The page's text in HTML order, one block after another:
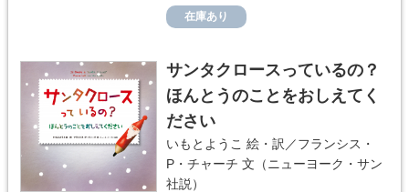
在庫あり
サンタクロースっているの？
ほんとうのことをおしえてく
ださい
いもとようこ 絵・訳／フランシス・
P・チャーチ 文（ニューヨーク・サン
社説）